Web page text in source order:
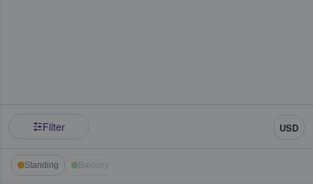
Filter USD
Standing Balcony